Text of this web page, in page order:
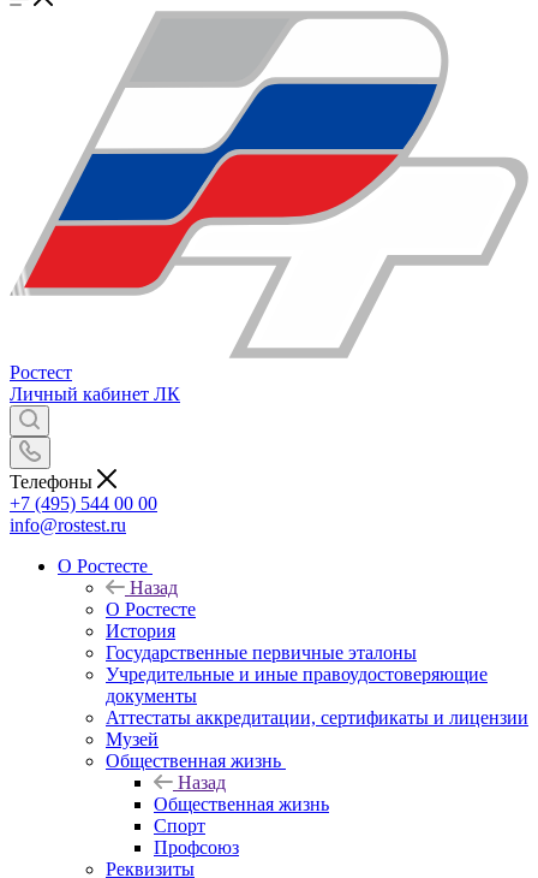
Ростест
Личный кабинет ЛК
Телефоны
+7 (495) 544 00 00
info@rostest.ru
О Ростесте
Назад
О Ростесте
История
Государственные первичные эталоны
Учредительные и иные правоудостоверяющие
документы
Аттестаты аккредитации, сертификаты и лицензии
Музей
Общественная жизнь
Назад
Общественная жизнь
Спорт
Профсоюз
Реквизиты